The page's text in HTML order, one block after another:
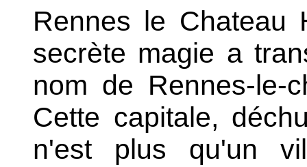
Rennes le Chateau
secrète magie a
nom de Rennes-le-
Cette capitale,
n'est plus qu'un